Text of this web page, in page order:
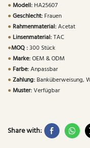
●Modell: HA25607
●Geschlecht: Frauen
● Rahmenmaterial:Acetat
● Linsenmaterial:TAC
●MOQ :300 Stück
●Marke:OEM & ODM
● Farbe:Anpassbar
●Zahlung: Banküberweisung,
●Muster:Verfügbar
Share with: